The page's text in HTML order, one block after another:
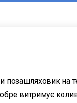
на
витримує